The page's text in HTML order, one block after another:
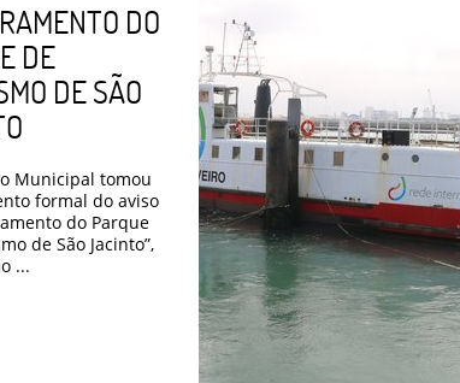
DO
DE
DE SÃO
Municipal tomou
formal do aviso
do Parque
de São Jacinto”,
...